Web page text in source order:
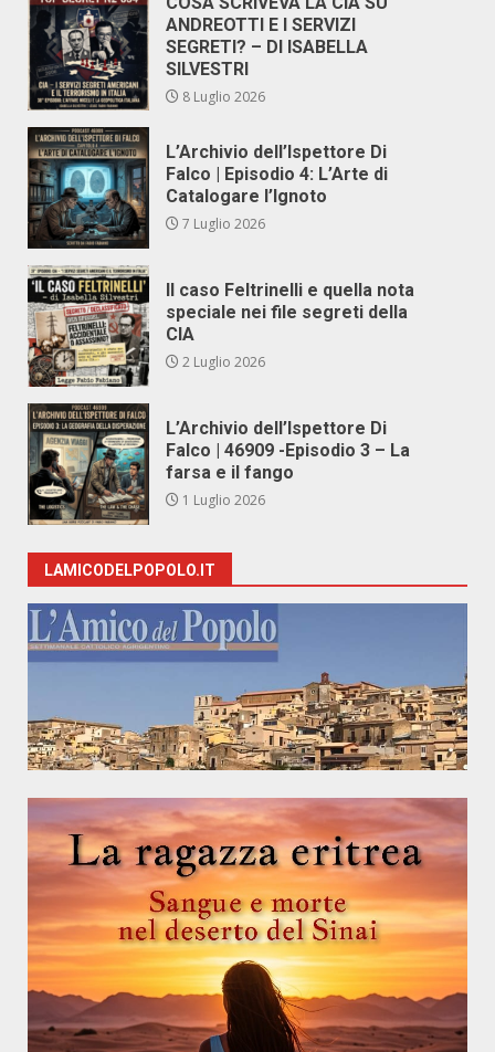
ANDREOTTI E I SERVIZI
SEGRETI? – DI ISABELLA
SILVESTRI
8 Luglio 2026
L’Archivio dell’Ispettore Di
Falco | Episodio 4: L’Arte di
Catalogare l’Ignoto
7 Luglio 2026
Il caso Feltrinelli e quella nota
speciale nei file segreti della
CIA
2 Luglio 2026
L’Archivio dell’Ispettore Di
Falco | 46909 -Episodio 3 – La
farsa e il fango
1 Luglio 2026
LAMICODELPOPOLO.IT